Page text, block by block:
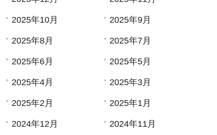
2025年10月 2025年9月
2025年8月 2025年7月
2025年6月 2025年5月
2025年4月 2025年3月
2025年2月 2025年1月
2024年12月 2024年11月